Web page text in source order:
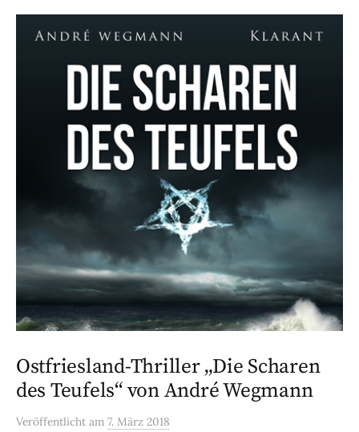
Ostfriesland-Thriller „Die Scharen
des Teufels“ von André Wegmann
Veröffentlicht am 7. März 2018